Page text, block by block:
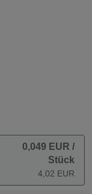
0,049 EUR /
Stück
4,02 EUR